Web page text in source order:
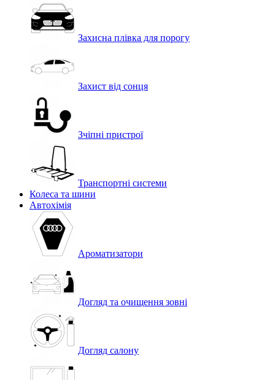
Захисна плівка для порогу
Захист від сонця
Зчіпні пристрої
Транспортні системи
Колеса та шини
Автохімія
Ароматизатори
Догляд та очищення зовні
Догляд салону